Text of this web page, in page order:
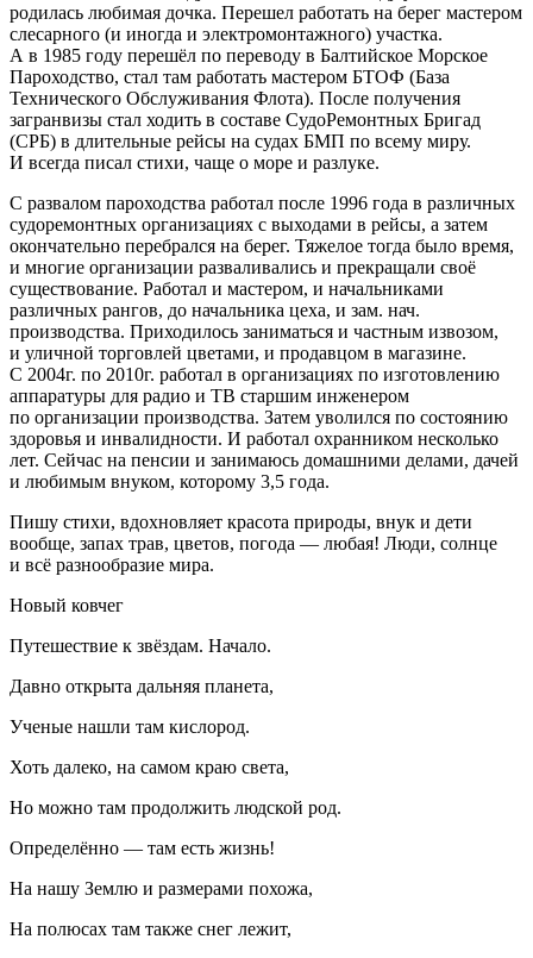
родилась любимая дочка. Перешел работать на берег мастером
слесарного (и иногда и электромонтажного) участка.
А в 1985 году перешёл по переводу в Балтийское Морское
Пароходство, стал там работать мастером БТОФ (База
Технического Обслуживания Флота). После получения
загранвизы стал ходить в составе СудоРемонтных Бригад
(СРБ) в длительные рейсы на судах БМП по всему миру.
И всегда писал стихи, чаще о море и разлуке.
С развалом пароходства работал после 1996 года в различных
судоремонтных организациях с выходами в рейсы, а затем
окончательно перебрался на берег. Тяжелое тогда было время,
и многие организации разваливались и прекращали своё
существование. Работал и мастером, и начальниками
различных рангов, до начальника цеха, и зам. нач.
производства. Приходилось заниматься и частным извозом,
и уличной торговлей цветами, и продавцом в магазине.
С 2004г. по 2010г. работал в организациях по изготовлению
аппаратуры для радио и ТВ старшим инженером
по организации производства. Затем уволился по состоянию
здоровья и инвалидности. И работал охранником несколько
лет. Сейчас на пенсии и занимаюсь домашними делами, дачей
и любимым внуком, которому 3,5 года.
Пишу стихи, вдохновляет красота природы, внук и дети
вообще, запах трав, цветов, погода — любая! Люди, солнце
и всё разнообразие мира.
Новый ковчег
Путешествие к звёздам. Начало.
Давно открыта дальняя планета,
Ученые нашли там кислород.
Хоть далеко, на самом краю света,
Но можно там продолжить людской род.
Определённо — там есть жизнь!
На нашу Землю и размерами похожа,
На полюсах там также снег лежит,